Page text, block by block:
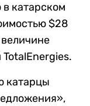
катарском
$28
катарцы